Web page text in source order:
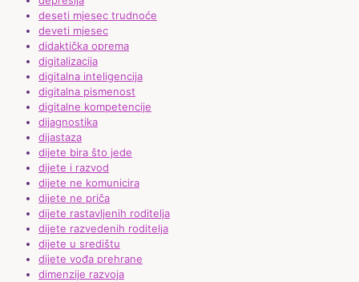
deseti mjesec trudnoće
deveti mjesec
didaktička oprema
digitalizacija
digitalna inteligencija
digitalna pismenost
digitalne kompetencije
dijagnostika
dijastaza
dijete bira što jede
dijete i razvod
dijete ne komunicira
dijete ne priča
dijete rastavljenih roditelja
dijete razvedenih roditelja
dijete u središtu
dijete vođa prehrane
dimenzije razvoja